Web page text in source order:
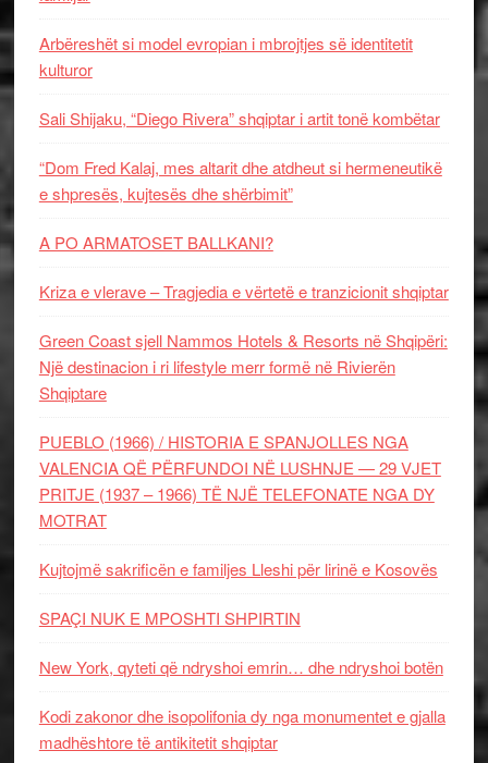
Arbëreshët si model evropian i mbrojtjes së identitetit
kulturor
Sali Shijaku, “Diego Rivera” shqiptar i artit tonë kombëtar
“Dom Fred Kalaj, mes altarit dhe atdheut si hermeneutikë
e shpresës, kujtesës dhe shërbimit”
A PO ARMATOSET BALLKANI?
Kriza e vlerave – Tragjedia e vërtetë e tranzicionit shqiptar
Green Coast sjell Nammos Hotels & Resorts në Shqipëri:
Një destinacion i ri lifestyle merr formë në Rivierën
Shqiptare
PUEBLO (1966) / HISTORIA E SPANJOLLES NGA
VALENCIA QË PËRFUNDOI NË LUSHNJE — 29 VJET
PRITJE (1937 – 1966) TË NJË TELEFONATE NGA DY
MOTRAT
Kujtojmë sakrificën e familjes Lleshi për lirinë e Kosovës
SPAÇI NUK E MPOSHTI SHPIRTIN
New York, qyteti që ndryshoi emrin… dhe ndryshoi botën
Kodi zakonor dhe isopolifonia dy nga monumentet e gjalla
madhështore të antikitetit shqiptar